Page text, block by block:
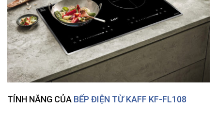
TÍNH NĂNG CỦA BẾP ĐIỆN TỪ KAFF KF-FL108